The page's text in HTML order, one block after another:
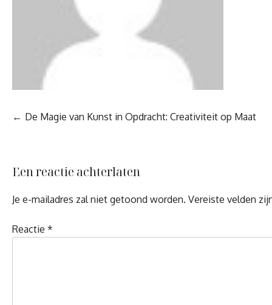
Berichtnavigatie
De Magie van Kunst in Opdracht: Creativiteit op Maat
Een reactie achterlaten
Je e-mailadres zal niet getoond worden. Vereiste velden
Reactie *